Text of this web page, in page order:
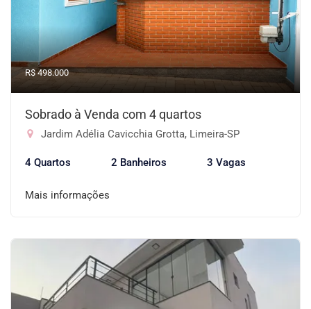
R$ 498.000
Sobrado à Venda com 4 quartos
Jardim Adélia Cavicchia Grotta, Limeira-SP
4 Quartos 2 Banheiros 3 Vagas
Mais informações